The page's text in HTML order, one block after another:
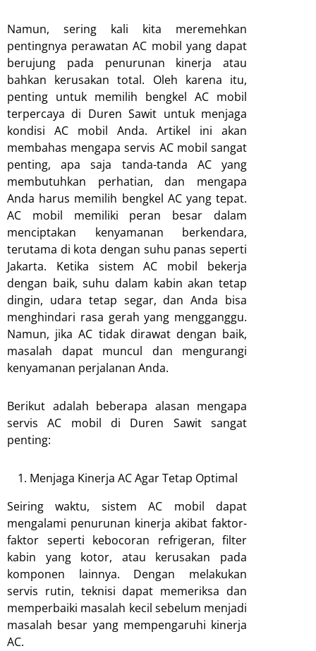
Namun, sering kali kita meremehkan
pentingnya perawatan AC mobil yang dapat
berujung pada penurunan kinerja atau
bahkan kerusakan total. Oleh karena itu,
penting untuk memilih bengkel AC mobil
terpercaya di Duren Sawit untuk menjaga
kondisi AC mobil Anda. Artikel ini akan
membahas mengapa servis AC mobil sangat
penting, apa saja tanda-tanda AC yang
membutuhkan perhatian, dan mengapa
Anda harus memilih bengkel AC yang tepat.
AC mobil memiliki peran besar dalam
menciptakan kenyamanan berkendara,
terutama di kota dengan suhu panas seperti
Jakarta. Ketika sistem AC mobil bekerja
dengan baik, suhu dalam kabin akan tetap
dingin, udara tetap segar, dan Anda bisa
menghindari rasa gerah yang mengganggu.
Namun, jika AC tidak dirawat dengan baik,
masalah dapat muncul dan mengurangi
kenyamanan perjalanan Anda.
Berikut adalah beberapa alasan mengapa
servis AC mobil di Duren Sawit sangat
penting:
Menjaga Kinerja AC Agar Tetap Optimal
Seiring waktu, sistem AC mobil dapat
mengalami penurunan kinerja akibat faktor-
faktor seperti kebocoran refrigeran, filter
kabin yang kotor, atau kerusakan pada
komponen lainnya. Dengan melakukan
servis rutin, teknisi dapat memeriksa dan
memperbaiki masalah kecil sebelum menjadi
masalah besar yang mempengaruhi kinerja
AC.